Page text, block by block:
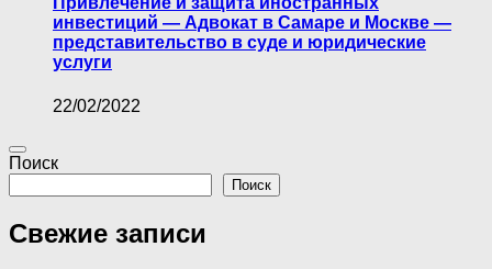
инвестиций — Адвокат в Самаре и Москве —
представительство в суде и юридические
услуги
22/02/2022
Поиск
Поиск
Свежие записи